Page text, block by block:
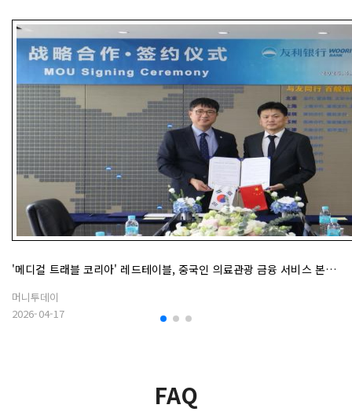
'메디컬 트래블 코리아' 레드테이블, 중국인 의료관광 금융 서비스 본격화
머니투데이
2026-04-17
FAQ